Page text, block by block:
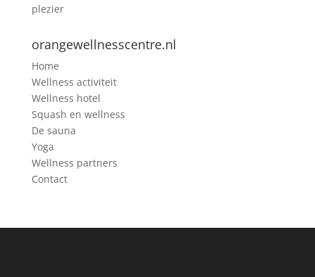
plezier
orangewellnesscentre.nl
Home
Wellness activiteit
Wellness hotel
Squash en wellness
De sauna
Yoga
Wellness partners
Contact